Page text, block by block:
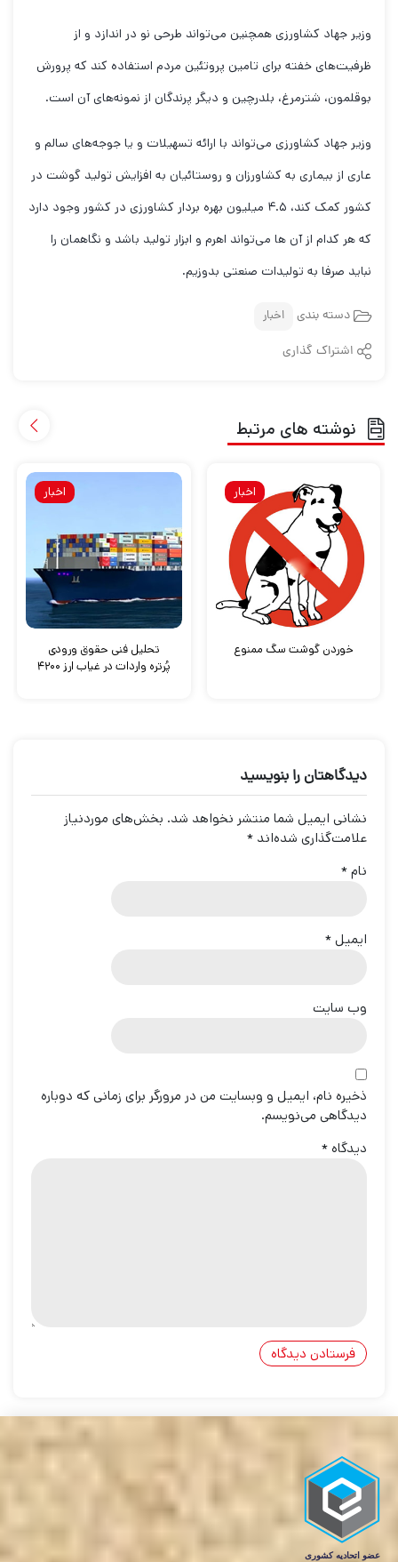
وزیر جهاد کشاورزی همچنین می‌تواند طرحی نو در اندازد و از
ظرفیت‌های خفته برای تامین پروتئین مردم استفاده کند که پرورش
بوقلمون، شترمرغ، بلدرچین و دیگر پرندگان از نمونه‌های آن است.
وزیر جهاد کشاورزی می‌تواند با ارائه تسهیلات و یا جوجه‌های سالم و
عاری از بیماری به کشاورزان و روستائیان به افزایش تولید گوشت در
کشور کمک کند، ۴.۵ میلیون بهره بردار کشاورزی در کشور وجود دارد
که هر کدام از آن ها می‌تواند اهرم و ابزار تولید باشد و نگاهمان را
نباید صرفا به تولیدات صنعتی بدوزیم.
دسته بندی اخبار
اشتراک گذاری
نوشته های مرتبط
خوردن گوشت سگ ممنوع
اخبار
تحلیل فنی حقوق ورودی
پُرتره واردات در غیاب ارز ۴۲۰۰
اخبار
دیدگاهتان را بنویسید
نشانی ایمیل شما منتشر نخواهد شد. بخش‌های موردنیاز
علامت‌گذاری شده‌اند *
نام*
ایمیل*
وب‌ سایت
ذخیره نام، ایمیل و وبسایت من در مرورگر برای زمانی که دوباره
دیدگاهی می‌نویسم.
دیدگاه*